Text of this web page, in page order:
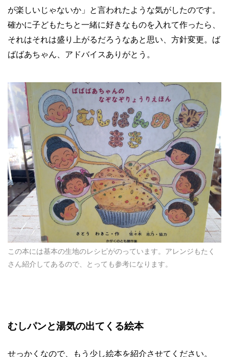
が楽しいじゃないか」と言われたような気がしたのです。
確かに子どもたちと一緒に好きなものを入れて作ったら、
それはそれは盛り上がるだろうなあと思い、方針変更。ば
ばばあちゃん、アドバイスありがとう。
この本には基本の生地のレシピがのっています。アレンジもたく
さん紹介してあるので、とっても参考になります。
むしパンと湯気の出てくる絵本
せっかくなので、もう少し絵本を紹介させてください。